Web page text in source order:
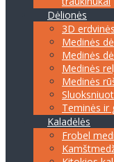
Dėlionės
3D
Medinės
Medinės
Medinės
Medinės
Teminės ir
Kaladėlės
Frobel